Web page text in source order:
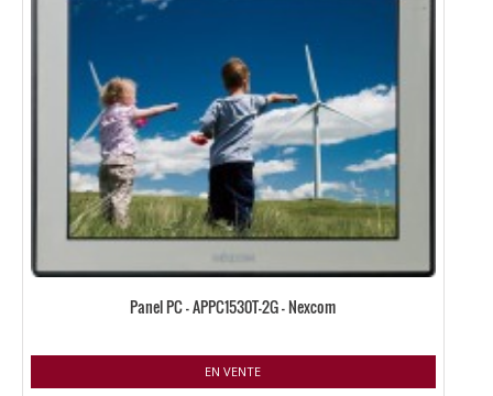
Panel PC – APPC1530T-2G – Nexcom
EN VENTE